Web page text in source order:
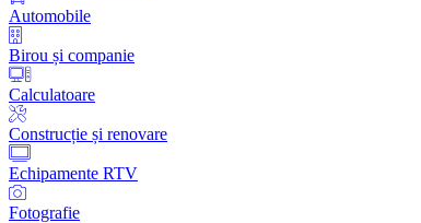
Automobile
Birou și companie
Calculatoare
Construcție și renovare
Echipamente RTV
Fotografie